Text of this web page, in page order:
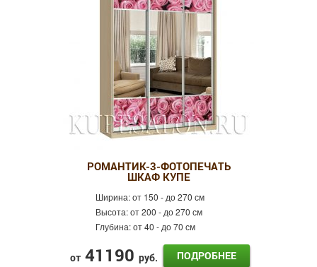
РОМАНТИК-3-ФОТОПЕЧАТЬ
ШКАФ КУПЕ
Ширина:от 150 - до 270 см
Высота:от 200 - до 270 см
Глубина:от 40 - до 70 см
от 41190 руб. ПОДРОБНЕЕ